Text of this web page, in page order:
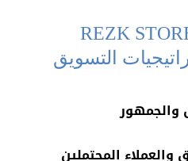
التسويق
والجمهور
المحتملين